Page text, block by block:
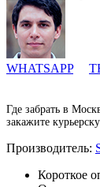
WHATSAPP
Где забрать в
закажите
Производитель:
Короткое